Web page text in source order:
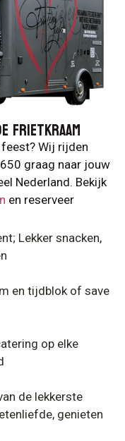
FRIETKRAAM
Wij rijden
graag naar jouw
Nederland. Bekijk
en reserveer
Lekker snacken,
en tijdblok of save
op elke
de lekkerste
genieten